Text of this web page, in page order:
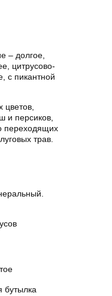
– долгое,
цитрусово-
с пикантной
и персиков,
переходящих
трав.
бутылка